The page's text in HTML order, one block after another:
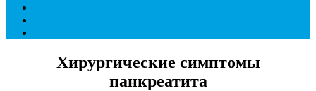
Хирургические симптомы
панкреатита